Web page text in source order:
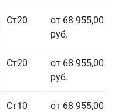
Ст20
от 68 955,00
руб.
Ст20
от 68 955,00
руб.
Ст10
от 68 955,00